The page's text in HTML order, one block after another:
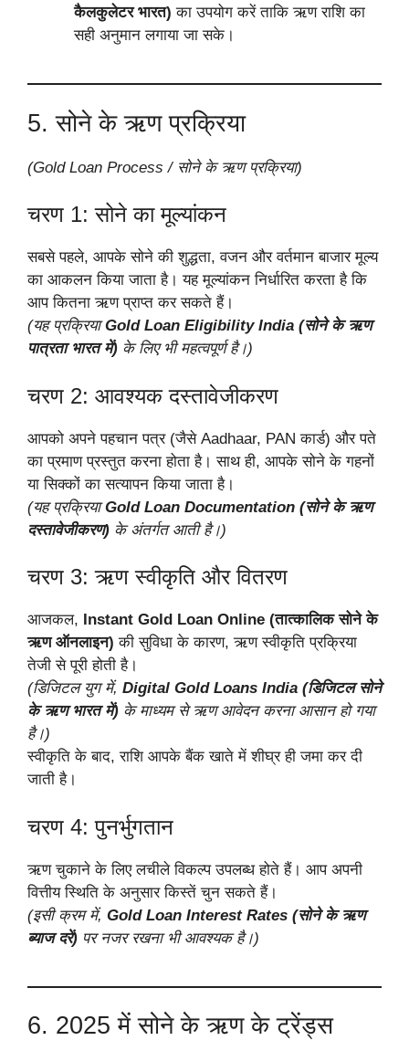
कैलकुलेटर भारत) का उपयोग करें ताकि ऋण राशि का
सही अनुमान लगाया जा सके।
5. सोने के ऋण प्रक्रिया
(Gold Loan Process / सोने के ऋण प्रक्रिया)
चरण 1: सोने का मूल्यांकन
सबसे पहले, आपके सोने की शुद्धता, वजन और वर्तमान बाजार मूल्य
का आकलन किया जाता है। यह मूल्यांकन निर्धारित करता है कि
आप कितना ऋण प्राप्त कर सकते हैं।
(यह प्रक्रियाGold Loan Eligibility India (सोने के ऋण
पात्रता भारत में) के लिए भी महत्वपूर्ण है।)
चरण 2: आवश्यक दस्तावेजीकरण
आपको अपने पहचान पत्र (जैसे Aadhaar, PAN कार्ड) और पते
का प्रमाण प्रस्तुत करना होता है। साथ ही, आपके सोने के गहनों
या सिक्कों का सत्यापन किया जाता है।
(यह प्रक्रियाGold Loan Documentation (सोने के ऋण
दस्तावेजीकरण) के अंतर्गत आती है।)
चरण 3: ऋण स्वीकृति और वितरण
आजकल,
Instant Gold Loan Online (तात्कालिक सोने के
ऋण ऑनलाइन) की सुविधा के कारण, ऋण स्वीकृति प्रक्रिया
तेजी से पूरी होती है।
(डिजिटल युग में, Digital Gold Loans India (डिजिटल सोने
के ऋण भारत में) के माध्यम से ऋण आवेदन करना आसान हो गया
है।)
स्वीकृति के बाद, राशि आपके बैंक खाते में शीघ्र ही जमा कर दी
जाती है।
चरण 4: पुनर्भुगतान
ऋण चुकाने के लिए लचीले विकल्प उपलब्ध होते हैं। आप अपनी
वित्तीय स्थिति के अनुसार किस्तें चुन सकते हैं।
(इसी क्रम में, Gold Loan Interest Rates (सोने के ऋण
ब्याज दरें) पर नजर रखना भी आवश्यक है।)
6. 2025 में सोने के ऋण के ट्रेंड्स